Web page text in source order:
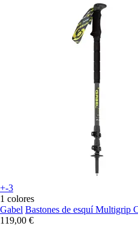
+-3
1 colores
Gabel Bastones de esquí Multigrip
119,00 €